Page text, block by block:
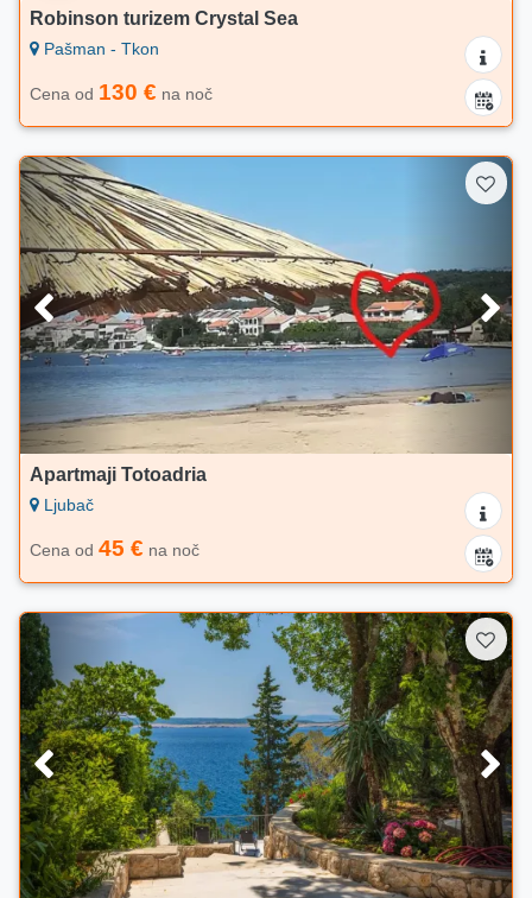
Robinson turizem Crystal Sea
Pašman - Tkon
Cena od 130 € na noč
Apartmaji Totoadria
Ljubač
Cena od 45 € na noč